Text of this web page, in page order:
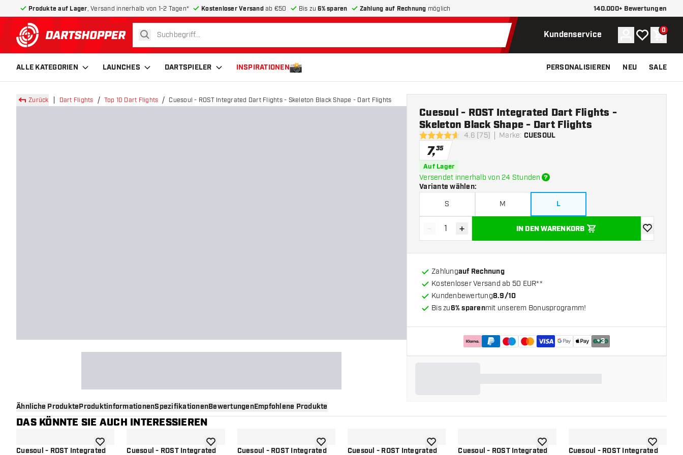
Produkte auf Lager , Versand innerhalb von 1-2 Tagen* Kostenloser Versandab €50 Bis zu6% sparen Zahlung auf Rechnung möglich 140.000+ Bewertungen
zurück zur Startseite
suchen Kundenservice Konto
Meine 0
ALLE KATEGORIEN LAUNCHES DARTSPIELER INSPIRATIONEN PERSONALISIEREN NEU SALE
Zurück Dart Flights Top 10 Dart Flights Cuesoul - ROST Integrated Dart Flights - Skeleton Black Shape - Dart Flights
4.6 Bewertungssterne
4.6 (75) Marke: CUESOUL
Cuesoul - ROST Integrated Dart Flights -
Skeleton Black Shape - Dart Flights
7,35
Auf Lager
Versendet innerhalb von 24 Stunden
Variante wählen:
S M L
Menge verringern
- Menge erhöhen
+ IN DEN WARENKORB
Zur
Zahlungauf Rechnung
Kostenloser Versand ab 50 EUR**
Kundenbewertung8.9/10
Bis zu6% sparenmit unserem Bonusprogramm!
+3
Ähnliche ProdukteProduktinformationenSpezifikationenBewertungenEmpfohlene Produkte
DAS KÖNNTE SIE AUCH INTERESSIEREN
Cuesoul - ROST IntegratedZur Wunschliste hinzufügen
Cuesoul - ROST IntegratedZur Wunschliste hinzufügen
Cuesoul - ROST IntegratedZur Wunschliste hinzufügen
Cuesoul - ROST IntegratedZur Wunschliste hinzufügen
Cuesoul - ROST IntegratedZur Wunschliste hinzufügen
Cuesoul - ROST Integrated
Zur